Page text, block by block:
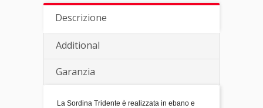
Descrizione
Additional
Garanzia
La Sordina Tridente è realizzata in ebano e